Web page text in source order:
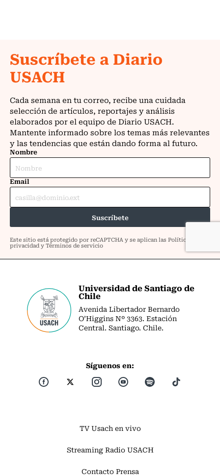
Universidad de Santiago de
Chile
Avenida Libertador Bernardo
O’Higgins Nº 3363. Estación
Central. Santiago. Chile.
Síguenos en:
TV Usach en vivo
Streaming Radio USACH
Contacto Prensa